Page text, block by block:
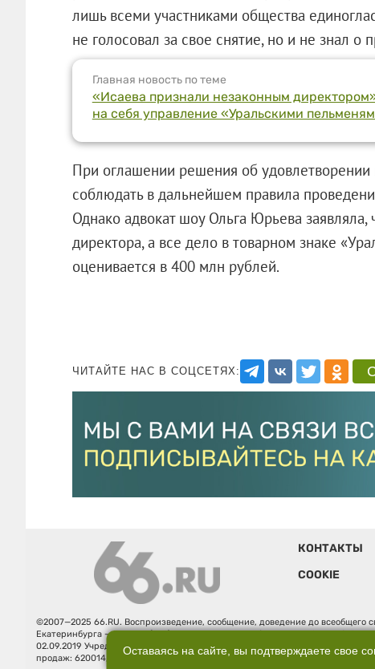
лишь всеми участниками общества
не голосовал за свое снятие, но и не знал о
Главная новость по теме
«Исаева признали незаконным
на себя управление «Уральскими
При оглашении решения об
соблюдать в дальнейшем правила
Однако адвокат шоу Ольга Юрьева
директора, а все дело в товарном знаке
оценивается в 400 млн рублей.
ЧИТАЙТЕ НАС В СОЦСЕТЯХ:
КОНТАКТЫ
COOKIE
©2007—2025 66.RU. Воспроизведение, сообщение, доведение до всеобщего
Екатеринбурга — «66.ru» (18+) зарегистрировано Федеральной службой
02.09.2019 Учредитель: Общество с ограниченной ответственностью
продаж: 620014, Свердловская обл., г. Екатеринбург, ул. Бориса Ельцина,
Оставаясь на сайте, вы подтверждаете свое